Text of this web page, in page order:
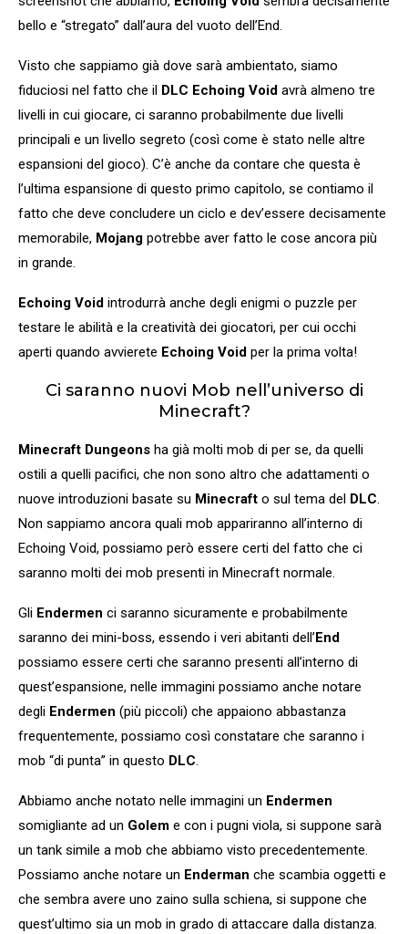
bello e “stregato” dall’aura del vuoto dell’End.
Visto che sappiamo già dove sarà ambientato, siamo
fiduciosi nel fatto che il DLC Echoing Void avrà almeno tre
livelli in cui giocare, ci saranno probabilmente due livelli
principali e un livello segreto (così come è stato nelle altre
espansioni del gioco). C’è anche da contare che questa è
l’ultima espansione di questo primo capitolo, se contiamo il
fatto che deve concludere un ciclo e dev’essere decisamente
memorabile, Mojang potrebbe aver fatto le cose ancora più
in grande.
Echoing Void introdurrà anche degli enigmi o puzzle per
testare le abilità e la creatività dei giocatori, per cui occhi
aperti quando avvierete Echoing Void per la prima volta!
Ci saranno nuovi Mob nell’universo di
Minecraft?
Minecraft Dungeons ha già molti mob di per se, da quelli
ostili a quelli pacifici, che non sono altro che adattamenti o
nuove introduzioni basate su Minecraft o sul tema del DLC.
Non sappiamo ancora quali mob appariranno all’interno di
Echoing Void, possiamo però essere certi del fatto che ci
saranno molti dei mob presenti in Minecraft normale.
Gli Endermen ci saranno sicuramente e probabilmente
saranno dei mini-boss, essendo i veri abitanti dell’ End
possiamo essere certi che saranno presenti all’interno di
quest’espansione, nelle immagini possiamo anche notare
degli Endermen (più piccoli) che appaiono abbastanza
frequentemente, possiamo così constatare che saranno i
mob “di punta” in questo DLC.
Abbiamo anche notato nelle immagini un Endermen
somigliante ad un Golem e con i pugni viola, si suppone sarà
un tank simile a mob che abbiamo visto precedentemente.
Possiamo anche notare un Enderman che scambia oggetti e
che sembra avere uno zaino sulla schiena, si suppone che
quest’ultimo sia un mob in grado di attaccare dalla distanza.